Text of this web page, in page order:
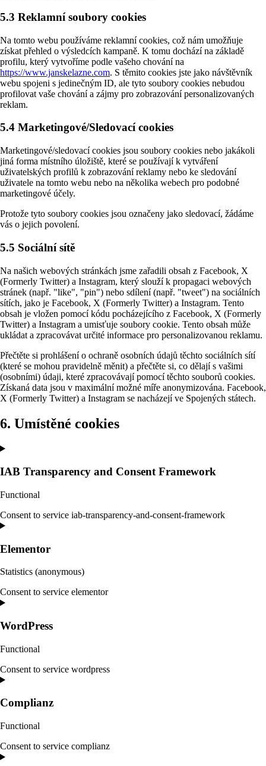
5.3 Reklamní soubory cookies
Na tomto webu používáme reklamní cookies, což nám umožňuje
získat přehled o výsledcích kampaně. K tomu dochází na základě
profilu, který vytvoříme podle vašeho chování na
https://www.janskelazne.com. S těmito cookies jste jako návštěvník
webu spojeni s jedinečným ID, ale tyto soubory cookies nebudou
profilovat vaše chování a zájmy pro zobrazování personalizovaných
reklam.
5.4 Marketingové/Sledovací cookies
Marketingové/sledovací cookies jsou soubory cookies nebo jakákoli
jiná forma místního úložiště, které se používají k vytváření
uživatelských profilů k zobrazování reklamy nebo ke sledování
uživatele na tomto webu nebo na několika webech pro podobné
marketingové účely.
Protože tyto soubory cookies jsou označeny jako sledovací, žádáme
vás o jejich povolení.
5.5 Sociální sítě
Na našich webových stránkách jsme zařadili obsah z Facebook, X
(Formerly Twitter) a Instagram, který slouží k propagaci webových
stránek (např. "like", "pin") nebo sdílení (např. "tweet") na sociálních
sítích, jako je Facebook, X (Formerly Twitter) a Instagram. Tento
obsah je vložen pomocí kódu pocházejícího z Facebook, X (Formerly
Twitter) a Instagram a umisťuje soubory cookie. Tento obsah může
ukládat a zpracovávat určité informace pro personalizovanou reklamu.
Přečtěte si prohlášení o ochraně osobních údajů těchto sociálních sítí
(které se mohou pravidelně měnit) a přečtěte si, co dělají s vašimi
(osobními) údaji, které zpracovávají pomocí těchto souborů cookies.
Získaná data jsou v maximální možné míře anonymizována. Facebook,
X (Formerly Twitter) a Instagram se nacházejí ve Spojených státech.
6. Umístěné cookies
IAB Transparency and Consent Framework
Functional
Consent to service iab-transparency-and-consent-framework
Elementor
Statistics (anonymous)
Consent to service elementor
WordPress
Functional
Consent to service wordpress
Complianz
Functional
Consent to service complianz